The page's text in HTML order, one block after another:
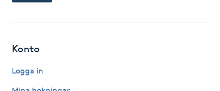
Hudföryngring
Huduppstramning
Konto
Logga in